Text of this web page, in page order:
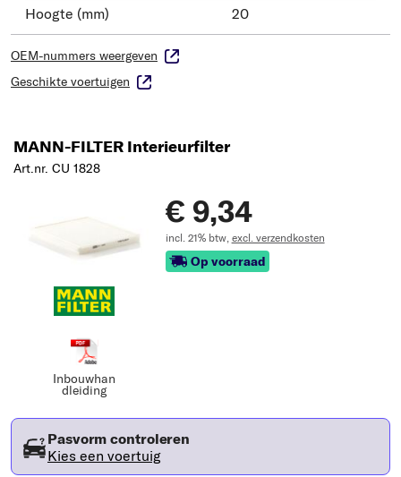
Hoogte (mm)
20
OEM-nummers weergeven
Geschikte voertuigen
MANN-FILTER Interieurfilter
Art.nr. CU 1828
Inbouwhan
dleiding
€ 9,34
incl. 21% btw, excl. verzendkosten
Op voorraad
Pasvorm controleren
Kies een voertuig